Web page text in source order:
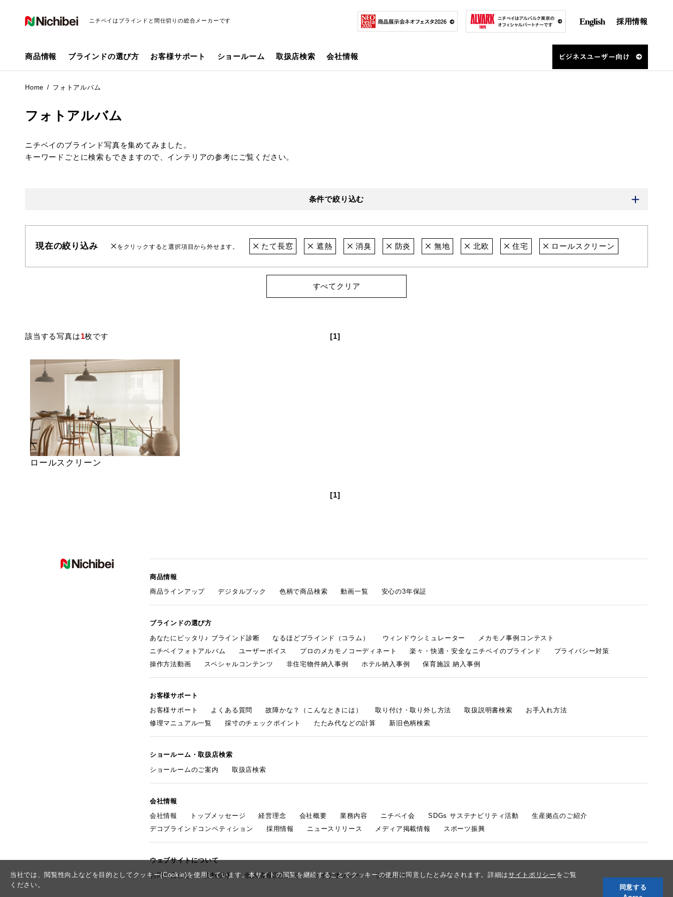
当社では、閲覧性向上などを目的としてクッキー(Cookie)を使用しています。本サイトの閲覧を継続することでクッキーの使用に同意したとみなされます。詳細はサイトポリシー をご覧
ください。
同意する
ニチベイはブラインドと間仕切りの総合メーカーです English 採用情報
商品情報 ブラインドの選び方 お客様サポート ショールーム 取扱店検索 会社情報
Home フォトアルバム
フォトアルバム
ニチベイのブラインド写真を集めてみました。
キーワードごとに検索もできますので、インテリアの参考にご覧ください。
条件で絞り込む
現在の絞り込み をクリックすると選択項目から外せます。 たて長窓 遮熱 消臭 防炎 無地 北欧 住宅 ロールスクリーン
すべてクリア
該当する写真は1枚です [1]
ロールスクリーン
[1]
商品情報
商品ラインアップ
デジタルブック 色柄で商品検索 動画一覧 安心の3年保証
ブラインドの選び方
あなたにピッタリ♪ ブラインド診断
なるほどブラインド（コラム） ウィンドウシミュレーター
メカモノ事例コンテスト
ニチベイフォトアルバム
ユーザーボイス プロのメカモノコーディネート 楽々・快適・安全なニチベイのブラインド
プライバシー対策
操作方法動画
スペシャルコンテンツ 非住宅物件納入事例 ホテル納入事例 保育施設 納入事例
お客様サポート
お客様サポート
よくある質問 故障かな？（こんなときには） 取り付け・取り外し方法 取扱説明書検索
お手入れ方法
修理マニュアル一覧
採寸のチェックポイント たたみ代などの計算 新旧色柄検索
ショールーム・取扱店検索
ショールームのご案内
取扱店検索
会社情報
会社情報
トップメッセージ 経営理念 会社概要 業務内容 ニチベイ会 SDGs サステナビリティ活動
生産拠点のご紹介
デコブラインドコンペティション
採用情報 ニュースリリース メディア掲載情報 スポーツ振興
ウェブサイトについて
お問い合わせ
資料請求 個人情報保護方針 サイトポリシー サイトマップ